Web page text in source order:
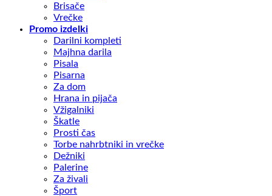
Brisače
Vrečke
Promo izdelki
Darilni kompleti
Majhna darila
Pisala
Pisarna
Za dom
Hrana in pijača
Vžigalniki
Škatle
Prosti čas
Torbe nahrbtniki in vrečke
Dežniki
Palerine
Za živali
Šport